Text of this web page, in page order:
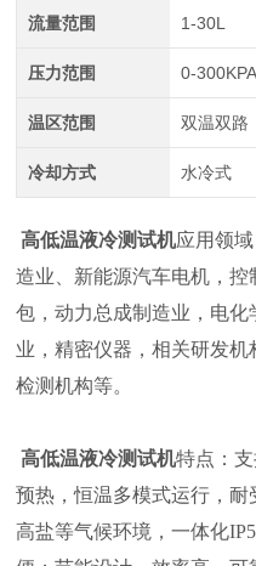
流量范围 1-30L
压力范围 0-300KPA
温区范围 双温双路
冷却方式 水冷式
高低温液冷测试机应用领
造业、新能源汽车电机，控
包，动力总成制造业，电
业，精密仪器，相关研发
检测机构等。
高低温液冷测试机特点：
预热，恒温多模式运行，耐
高盐等气候环境，一体化